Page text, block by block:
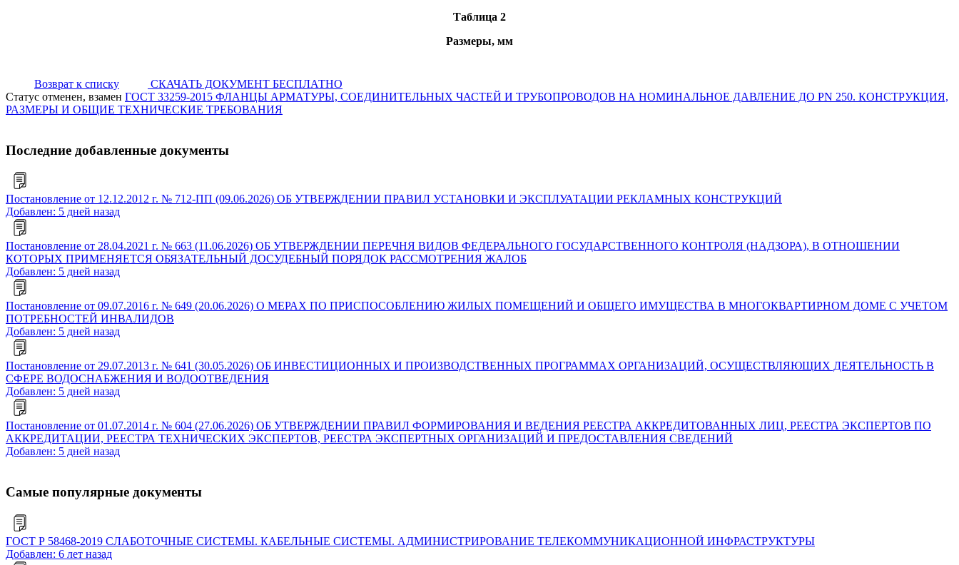
Таблица 2
Размеры, мм
Возврат к списку
СКАЧАТЬ ДОКУМЕНТ БЕСПЛАТНО
Статус отменен, взамен ГОСТ 33259-2015 ФЛАНЦЫ АРМАТУРЫ, СОЕДИНИТЕЛЬНЫХ ЧАСТЕЙ И ТРУБОПРОВОДОВ НА НОМИНАЛЬНОЕ ДАВЛЕНИЕ ДО PN 250. КОНСТРУКЦИЯ,
РАЗМЕРЫ И ОБЩИЕ ТЕХНИЧЕСКИЕ ТРЕБОВАНИЯ
Последние добавленные документы
Постановление от 12.12.2012 г. № 712-ПП (09.06.2026) ОБ УТВЕРЖДЕНИИ ПРАВИЛ УСТАНОВКИ И ЭКСПЛУАТАЦИИ РЕКЛАМНЫХ КОНСТРУКЦИЙ
Добавлен: 5 дней назад
Постановление от 28.04.2021 г. № 663 (11.06.2026) ОБ УТВЕРЖДЕНИИ ПЕРЕЧНЯ ВИДОВ ФЕДЕРАЛЬНОГО ГОСУДАРСТВЕННОГО КОНТРОЛЯ (НАДЗОРА), В ОТНОШЕНИИ
КОТОРЫХ ПРИМЕНЯЕТСЯ ОБЯЗАТЕЛЬНЫЙ ДОСУДЕБНЫЙ ПОРЯДОК РАССМОТРЕНИЯ ЖАЛОБ
Добавлен: 5 дней назад
Постановление от 09.07.2016 г. № 649 (20.06.2026) О МЕРАХ ПО ПРИСПОСОБЛЕНИЮ ЖИЛЫХ ПОМЕЩЕНИЙ И ОБЩЕГО ИМУЩЕСТВА В МНОГОКВАРТИРНОМ ДОМЕ С УЧЕТОМ
ПОТРЕБНОСТЕЙ ИНВАЛИДОВ
Добавлен: 5 дней назад
Постановление от 29.07.2013 г. № 641 (30.05.2026) ОБ ИНВЕСТИЦИОННЫХ И ПРОИЗВОДСТВЕННЫХ ПРОГРАММАХ ОРГАНИЗАЦИЙ, ОСУЩЕСТВЛЯЮЩИХ ДЕЯТЕЛЬНОСТЬ В
СФЕРЕ ВОДОСНАБЖЕНИЯ И ВОДООТВЕДЕНИЯ
Добавлен: 5 дней назад
Постановление от 01.07.2014 г. № 604 (27.06.2026) ОБ УТВЕРЖДЕНИИ ПРАВИЛ ФОРМИРОВАНИЯ И ВЕДЕНИЯ РЕЕСТРА АККРЕДИТОВАННЫХ ЛИЦ, РЕЕСТРА ЭКСПЕРТОВ ПО
АККРЕДИТАЦИИ, РЕЕСТРА ТЕХНИЧЕСКИХ ЭКСПЕРТОВ, РЕЕСТРА ЭКСПЕРТНЫХ ОРГАНИЗАЦИЙ И ПРЕДОСТАВЛЕНИЯ СВЕДЕНИЙ
Добавлен: 5 дней назад
Самые популярные документы
ГОСТ Р 58468-2019 СЛАБОТОЧНЫЕ СИСТЕМЫ. КАБЕЛЬНЫЕ СИСТЕМЫ. АДМИНИСТРИРОВАНИЕ ТЕЛЕКОММУНИКАЦИОННОЙ ИНФРАСТРУКТУРЫ
Добавлен: 6 лет назад